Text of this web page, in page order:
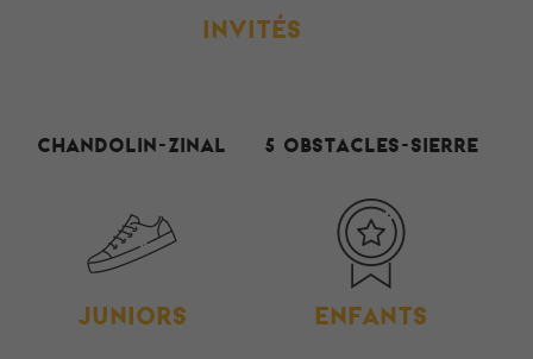
INVITÉS
Chandolin-Zinal
JUNIORS
5 Obstacles-Sierre
ENFANTS